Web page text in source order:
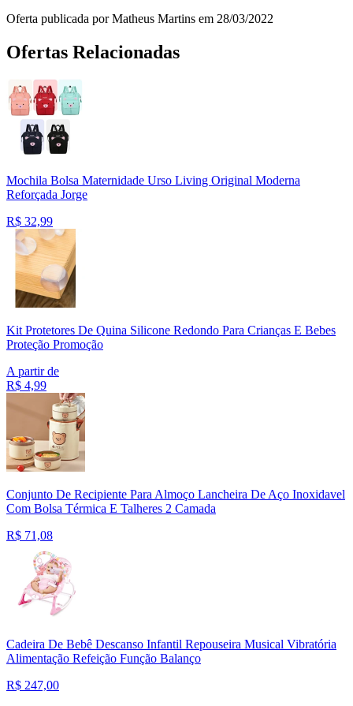
Oferta publicada por Matheus Martins em 28/03/2022
Ofertas Relacionadas
Mochila Bolsa Maternidade Urso Living Original Moderna
Reforçada Jorge
R$ 32,99
Kit Protetores De Quina Silicone Redondo Para Crianças E Bebes
Proteção Promoção
A partir de
R$ 4,99
Conjunto De Recipiente Para Almoço Lancheira De Aço Inoxidavel
Com Bolsa Térmica E Talheres 2 Camada
R$ 71,08
Cadeira De Bebê Descanso Infantil Repouseira Musical Vibratória
Alimentação Refeição Função Balanço
R$ 247,00